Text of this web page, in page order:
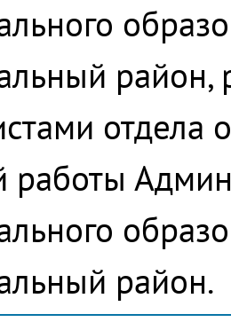
район,
отдела
работы
район.